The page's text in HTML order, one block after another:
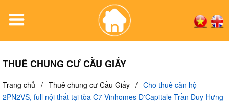
THUÊ CHUNG CƯ CẦU GIẤY
Trang chủ / Thuê chung cư Cầu Giấy / Cho thuê căn hộ
2PN2VS, full nội thất tại tòa C7 Vinhomes D'Capitale Trần Duy Hưng